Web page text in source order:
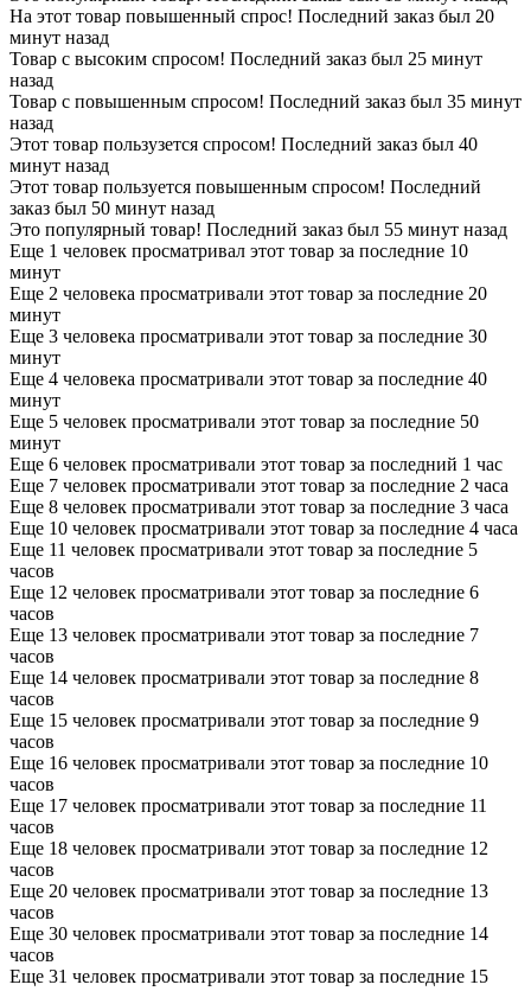
На этот товар повышенный спрос! Последний заказ был 20
минут назад
Товар с высоким спросом! Последний заказ был 25 минут
назад
Товар с повышенным спросом! Последний заказ был 35 минут
назад
Этот товар пользузется спросом! Последний заказ был 40
минут назад
Этот товар пользуется повышенным спросом! Последний
заказ был 50 минут назад
Это популярный товар! Последний заказ был 55 минут назад
Еще 1 человек просматривал этот товар за последние 10
минут
Еще 2 человека просматривали этот товар за последние 20
минут
Еще 3 человека просматривали этот товар за последние 30
минут
Еще 4 человека просматривали этот товар за последние 40
минут
Еще 5 человек просматривали этот товар за последние 50
минут
Еще 6 человек просматривали этот товар за последний 1 час
Еще 7 человек просматривали этот товар за последние 2 часа
Еще 8 человек просматривали этот товар за последние 3 часа
Еще 10 человек просматривали этот товар за последние 4 часа
Еще 11 человек просматривали этот товар за последние 5
часов
Еще 12 человек просматривали этот товар за последние 6
часов
Еще 13 человек просматривали этот товар за последние 7
часов
Еще 14 человек просматривали этот товар за последние 8
часов
Еще 15 человек просматривали этот товар за последние 9
часов
Еще 16 человек просматривали этот товар за последние 10
часов
Еще 17 человек просматривали этот товар за последние 11
часов
Еще 18 человек просматривали этот товар за последние 12
часов
Еще 20 человек просматривали этот товар за последние 13
часов
Еще 30 человек просматривали этот товар за последние 14
часов
Еще 31 человек просматривали этот товар за последние 15